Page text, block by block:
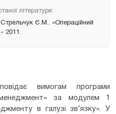
літератури:
Стрельчук Є.М.. «Операційний
2011.
вимогам програми
менеджмент» за модулем 1
в галузі зв’язку». У